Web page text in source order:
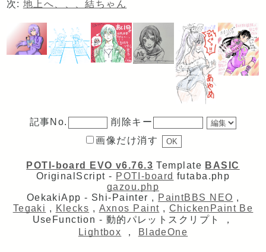
次: 地上へ、、、結ちゃん
記事No.
削除キー
画像だけ消す
POTI-board EVO v6.76.3 Template BASIC
OriginalScript - POTI-board futaba.php
gazou.php
OekakiApp - Shi-Painter , PaintBBS NEO ,
Tegaki , Klecks , Axnos Paint , ChickenPaint Be
UseFunction - 動的パレットスクリプト
，
Lightbox ， BladeOne